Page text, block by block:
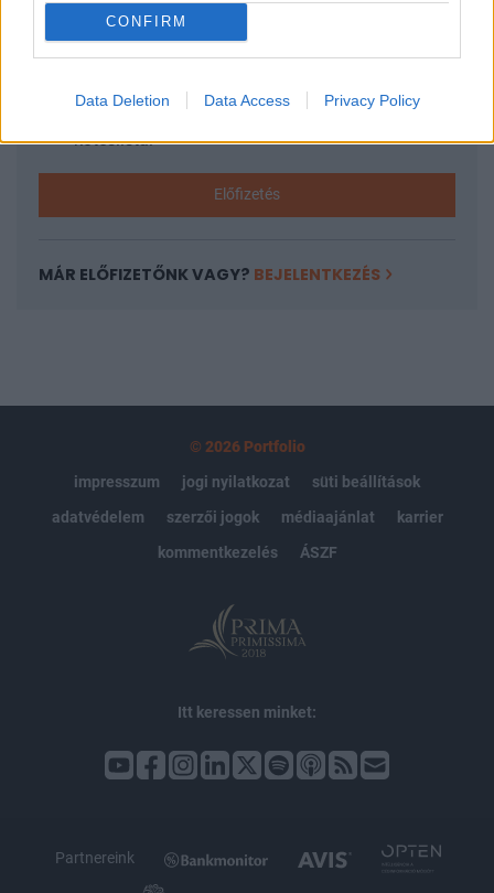
CONFIRM
Data Deletion Data Access Privacy Policy
regisztrációhoz kötött.
Az előfizetés a következőket tartalmazza:
Kötéslisták: BÉT elmúlt 2 év napon belüli
kötéslistái
Előfizetés
MÁR ELŐFIZETŐNK VAGY? BEJELENTKEZÉS
© 2026 Portfolio
impresszum
jogi nyilatkozat
süti beállítások
adatvédelem
szerzői jogok médiaajánlat
karrier
kommentkezelés
ÁSZF
Itt keressen minket:
Partnereink